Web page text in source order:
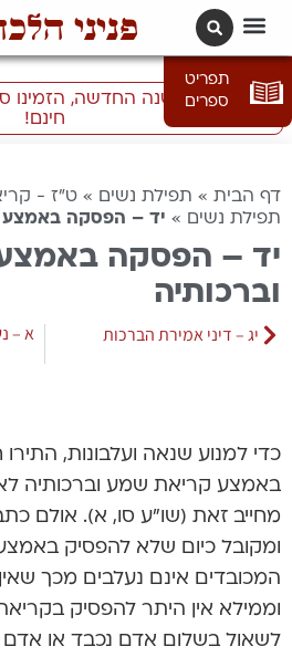
פניני
תפריט
ספרים
התכוננו לשנה החדשה, הזמינו
חינם!
דף הבית » תפילת נשים » ט"ז -
תפילת נשים » יד – הפסקה באמצע
יד – הפסקה
וברכותיה
יג – דיני אמירת הברכות
א –
כדי למנוע שנאה ועלבונות,
באמצע קריאת שמע וברכותיה
מחייב זאת (שו”ע סו, א). אולם
ומקובל כיום שלא להפסיק
המכובדים אינם נעלבים מכך
וממילא אין היתר להפסיק
לשאול בשלום אדם נכבד או אדם